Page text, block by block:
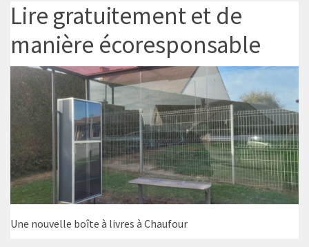
Lire gratuitement et de
manière écoresponsable
Une nouvelle boîte à livres à Chaufour